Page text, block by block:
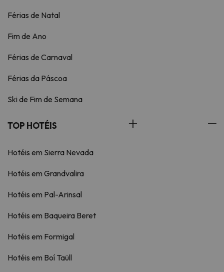
Férias de Natal
Fim de Ano
Férias de Carnaval
Férias da Páscoa
Ski de Fim de Semana
TOP HOTÉIS
Hotéis em Sierra Nevada
Hotéis em Grandvalira
Hotéis em Pal-Arinsal
Hotéis em Baqueira Beret
Hotéis em Formigal
Hotéis em Boí Taüll